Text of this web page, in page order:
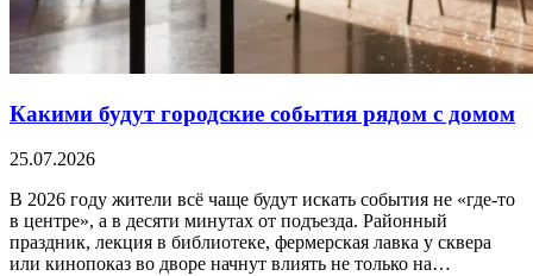
Какими будут городские события рядом с домом
25.07.2026
В 2026 году жители всё чаще будут искать события не «где-то
в центре», а в десяти минутах от подъезда. Районный
праздник, лекция в библиотеке, фермерская лавка у сквера
или кинопоказ во дворе начнут влиять не только на…